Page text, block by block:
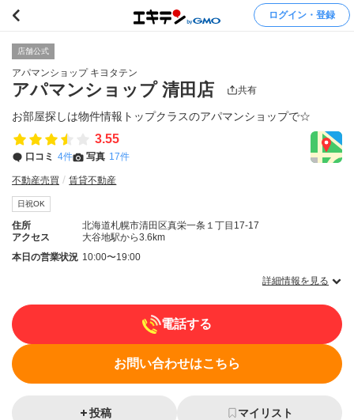
ログイン・登録
店舗公式
アパマンショップ キヨタテン
アパマンショップ 清田店 共有
お部屋探しは物件情報トップクラスのアパマンショップで☆
3.55
口コミ 4件 写真 17件
不動産売買 賃貸不動産
日祝OK
住所
北海道札幌市清田区真栄一条１丁目17-17
アクセス
大谷地駅から3.6km
本日の営業状況 10:00〜19:00
詳細情報を見る
電話する
お問い合わせはこちら
投稿 マイリスト